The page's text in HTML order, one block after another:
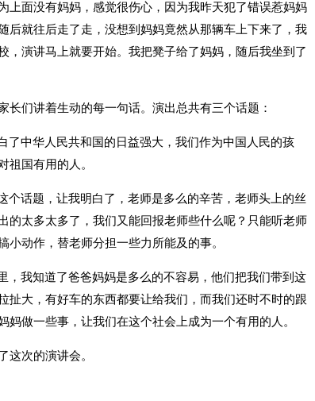
上面没有妈妈，感觉很伤心，因为我昨天犯了错误惹妈妈
后就往后走了走，没想到妈妈竟然从那辆车上下来了，我
，演讲马上就要开始。我把凳子给了妈妈，随后我坐到了
们讲着生动的每一句话。演出总共有三个话题：
中华人民共和国的日益强大，我们作为中国人民的孩
祖国有用的人。
话题，让我明白了，老师是多么的辛苦，老师头上的丝
的太多太多了，我们又能回报老师些什么呢？只能听老师
动作，替老师分担一些力所能及的事。
我知道了爸爸妈妈是多么的不容易，他们把我们带到这
扯大，有好车的东西都要让给我们，而我们还时不时的跟
做一些事，让我们在这个社会上成为一个有用的人。
次的演讲会。